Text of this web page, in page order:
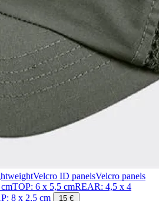
ID panelsVelcro panels
6 x 5,5 cmREAR: 4,5 x 4
8 x 2,5 cm
15 €